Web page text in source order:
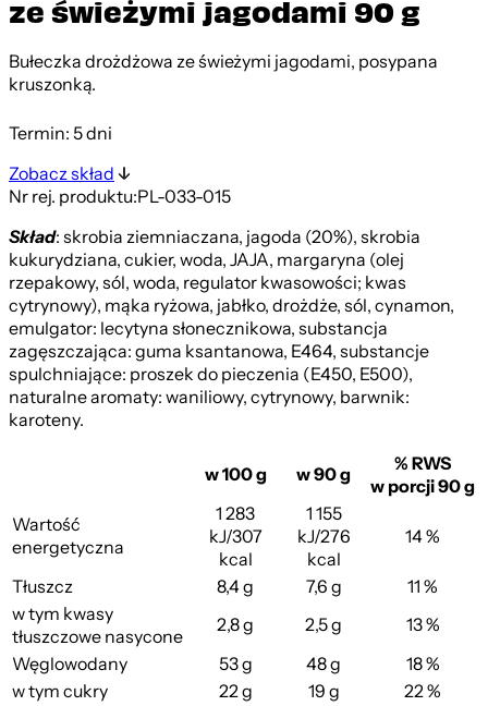
ze świeżymi jagodami 90 g
Bułeczka drożdżowa ze świeżymi jagodami, posypana
kruszonką.
Termin: 5 dni
Zobacz skład
Nr rej. produktu:PL-033-015
Skład: skrobia ziemniaczana, jagoda (20%), skrobia
kukurydziana, cukier, woda, JAJA, margaryna (olej
rzepakowy, sól, woda, regulator kwasowości; kwas
cytrynowy), mąka ryżowa, jabłko, drożdże, sól, cynamon,
emulgator: lecytyna słonecznikowa, substancja
zagęszczająca: guma ksantanowa, E464, substancje
spulchniające: proszek do pieczenia (E450, E500),
naturalne aromaty: waniliowy, cytrynowy, barwnik:
karoteny.
w 100 g w 90 g
% RWS
w porcji 90 g
Wartość
energetyczna
1 283
kJ/307
kcal
1 155
kJ/276
kcal
14 %
Tłuszcz 8,4 g 7,6 g
11 %
w tym kwasy
tłuszczowe nasycone
2,8 g 2,5 g
13 %
Węglowodany
53 g 48 g
18 %
w tym cukry
22 g 19 g
22 %